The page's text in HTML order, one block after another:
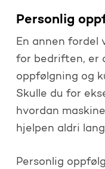
Personlig
En annen fordel
for bedriften, er
oppfølgning og
Skulle du for
hvordan
hjelpen aldri
Personlig